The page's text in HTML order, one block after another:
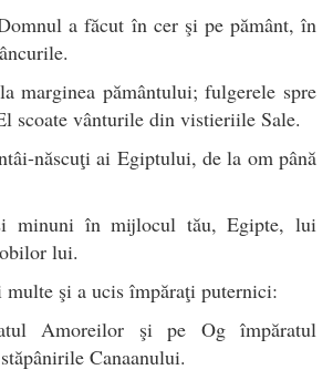
a făcut în cer şi pe pământ, în
marginea pământului; fulgerele spre
scoate vânturile din vistieriile Sale.
născuţi ai Egiptului, de la om până
minuni în mijlocul tău, Egipte, lui
lui.
multe şi a ucis împăraţi puternici:
Amoreilor şi pe Og împăratul
Canaanului.